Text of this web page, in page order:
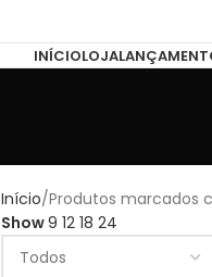
INÍCIOLOJA
Início Produtos marcados
Show9 12 18 24